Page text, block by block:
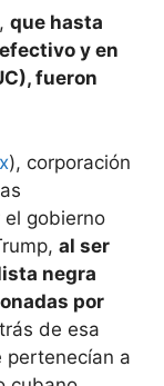
que hasta
y en
fueron
), corporación
gobierno
al ser
negra
por
de esa
pertenecían a